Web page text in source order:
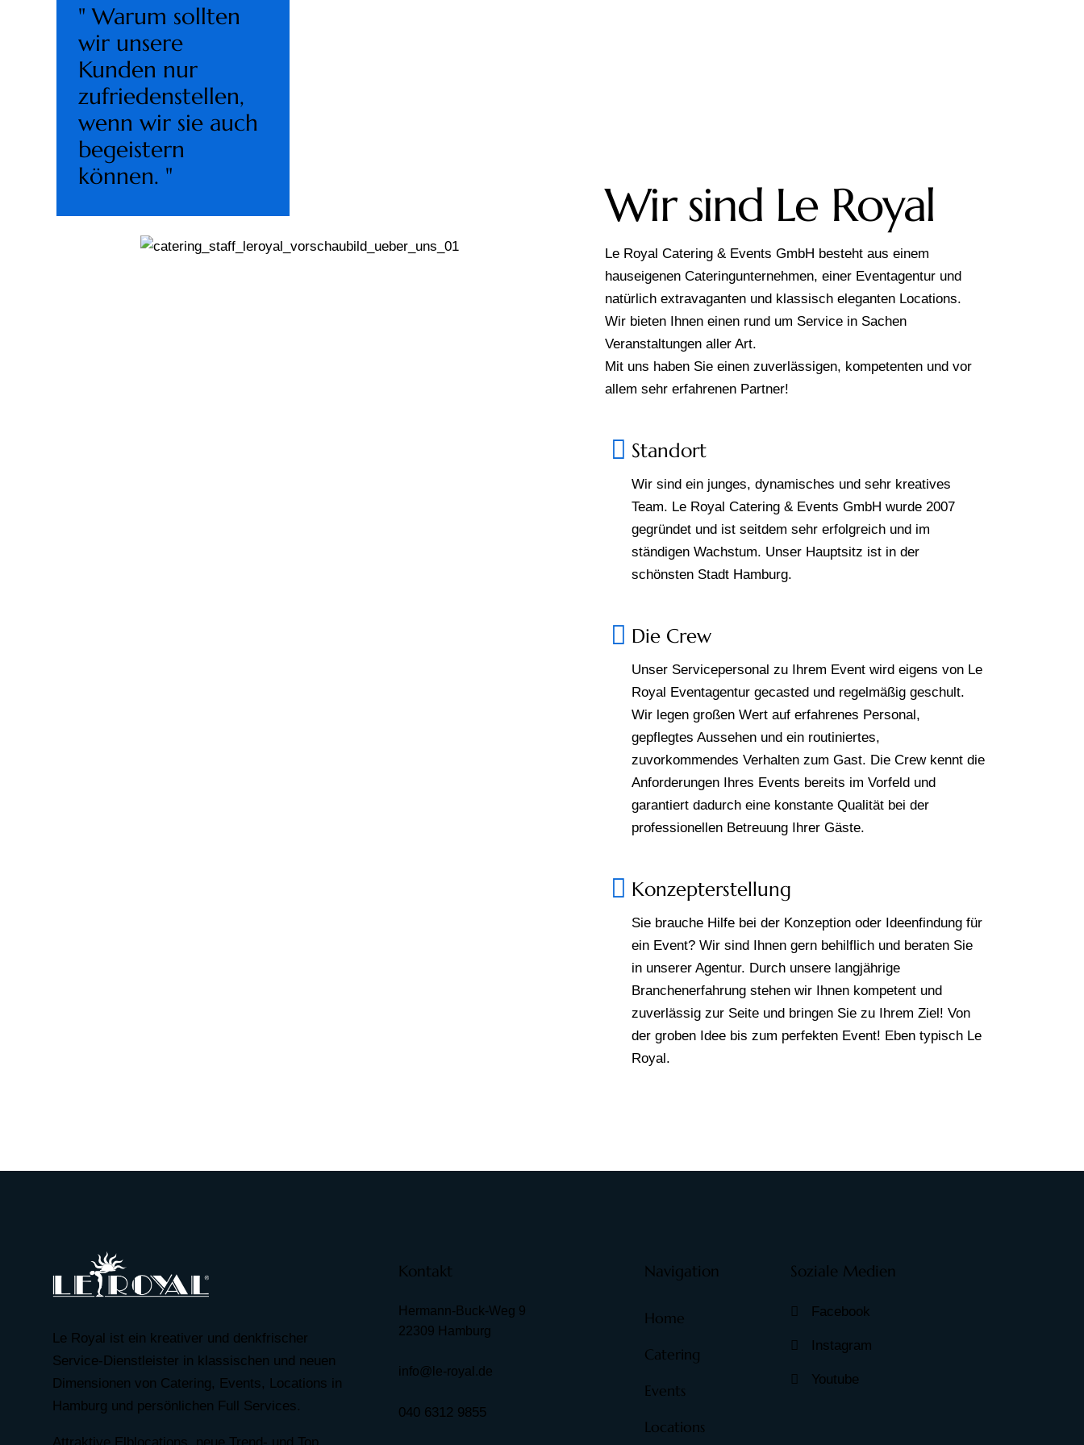
" Warum sollten
wir unsere
Kunden nur
zufriedenstellen,
wenn wir sie auch
begeistern
können. "
Wir sind Le Royal
Le Royal Catering & Events GmbH besteht aus einem
hauseigenen Cateringunternehmen, einer Eventagentur und
natürlich extravaganten und klassisch eleganten Locations.
Wir bieten Ihnen einen rund um Service in Sachen
Veranstaltungen aller Art.
Mit uns haben Sie einen zuverlässigen, kompetenten und vor
allem sehr erfahrenen Partner!
Standort
Wir sind ein junges, dynamisches und sehr kreatives
Team. Le Royal Catering & Events GmbH wurde 2007
gegründet und ist seitdem sehr erfolgreich und im
ständigen Wachstum. Unser Hauptsitz ist in der
schönsten Stadt Hamburg.
Die Crew
Unser Servicepersonal zu Ihrem Event wird eigens von Le
Royal Eventagentur gecasted und regelmäßig geschult.
Wir legen großen Wert auf erfahrenes Personal,
gepflegtes Aussehen und ein routiniertes,
zuvorkommendes Verhalten zum Gast. Die Crew kennt die
Anforderungen Ihres Events bereits im Vorfeld und
garantiert dadurch eine konstante Qualität bei der
professionellen Betreuung Ihrer Gäste.
Konzepterstellung
Sie brauche Hilfe bei der Konzeption oder Ideenfindung für
ein Event? Wir sind Ihnen gern behilflich und beraten Sie
in unserer Agentur. Durch unsere langjährige
Branchenerfahrung stehen wir Ihnen kompetent und
zuverlässig zur Seite und bringen Sie zu Ihrem Ziel! Von
der groben Idee bis zum perfekten Event! Eben typisch Le
Royal.
Le Royal ist ein kreativer und denkfrischer
Service-Dienstleister in klassischen und neuen
Dimensionen von Catering, Events, Locations in
Hamburg und persönlichen Full Services.
Kontakt
Hermann-Buck-Weg 9
22309 Hamburg
info@le-royal.de
040 6312 9855
Navigation
Home
Catering
Events
Locations
Soziale Medien
Facebook
Instagram
Youtube